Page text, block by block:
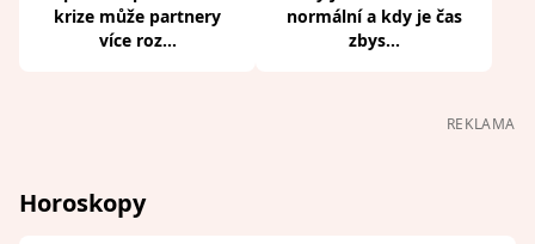
krize může partnery
více roz...
normální a kdy je čas
zbys...
REKLAMA
Horoskopy